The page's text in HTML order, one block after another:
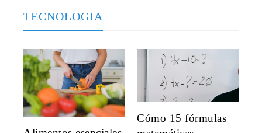
TECNOLOGIA
Cómo 15 fórmulas